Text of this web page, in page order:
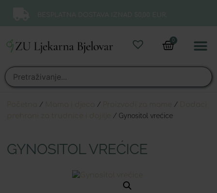
0
/ / /
/ Gynositol vrećice
GYNOSITOL VREĆICE